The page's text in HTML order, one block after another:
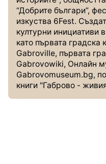
“Добрите българи”,
изкуства 6Fest.
културни инициативи
като първата градска
Gabroville, първата
Gabrovowiki, Онлайн
Gabrovomuseum.bg,
книги "Габрово -